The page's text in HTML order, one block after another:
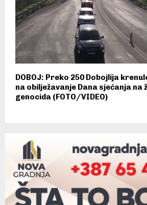
DOBOJ: Preko 250 Dobojlija
na obilježavanje Dana sjećanja
genocida (FOTO/VIDEO)